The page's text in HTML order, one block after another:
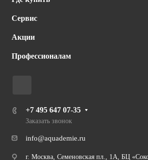
Сервис
Акции
Профессионалам
+7 495 647 07-35
Заказать звонок
info@aquademie.ru
г. Москва, Семеновская пл., 1А, БЦ